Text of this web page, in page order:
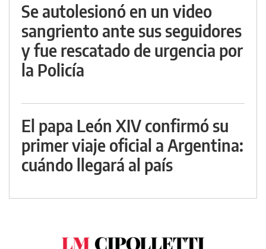
Se autolesionó en un video
sangriento ante sus seguidores
y fue rescatado de urgencia por
la Policía
El papa León XIV confirmó su
primer viaje oficial a Argentina:
cuándo llegará al país